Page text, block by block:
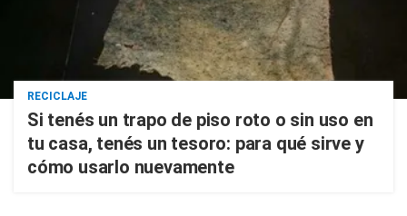
RECICLAJE
Si tenés un trapo de piso roto o sin uso en
tu casa, tenés un tesoro: para qué sirve y
cómo usarlo nuevamente